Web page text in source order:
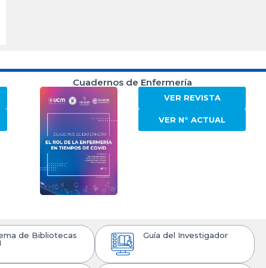
Cuadernos de Enfermería
VER REVISTA
VER N° ACTUAL
de Bibliotecas
Guía del Investigador